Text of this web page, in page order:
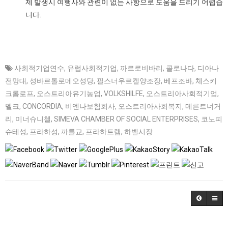
제 발생시 여행사와 관련이 없는 사항으로 도움을 드리기 어렵습
니다.
사회적기업연수, 유럽사회적기업, 까르로비바리, 콜로나다, 디아나
전망대, 성바르톨로메오성당, 필스너우르켈양조장, 베프조바, 체스키
크롬로프, 오스트리아유기농업, VOLKSHILFE, 오스트리아사회적기업,
멜크, CONCORDIA, 비엔나보험회사, 오스트리아사회복지, 메른트너거
리, 미너슈니첼, SIMEVA CHAMBER OF SOCIAL ENTERPRISES, 코노피
슈테성, 프라하성, 까를교, 프라하트램, 하벨시장